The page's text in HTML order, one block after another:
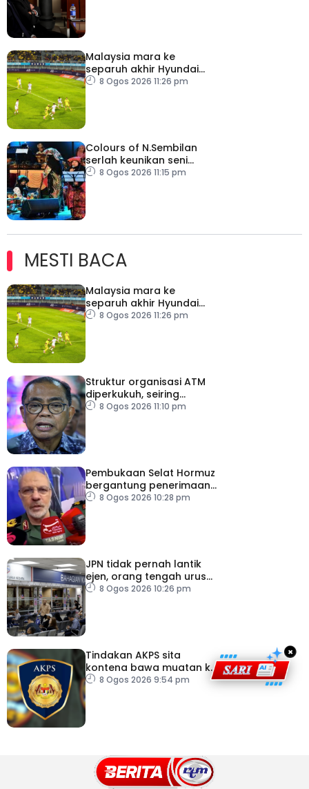
Malaysia mara ke
separuh akhir Hyundai
ASEAN Cup
8 Ogos 2026 11:26 pm
Colours of N.Sembilan
serlah keunikan seni
budaya negeri beradat
8 Ogos 2026 11:15 pm
MESTI BACA
Malaysia mara ke
separuh akhir Hyundai
ASEAN Cup
8 Ogos 2026 11:26 pm
Struktur organisasi ATM
diperkukuh, seiring
pemodenan aset
8 Ogos 2026 11:10 pm
Pembukaan Selat Hormuz
bergantung penerimaan
AS – IRGC
8 Ogos 2026 10:28 pm
JPN tidak pernah lantik
ejen, orang tengah urus
dokumentasi
8 Ogos 2026 10:26 pm
Tindakan AKPS sita
kontena bawa muatan ke
Israel bukti ketegasan
8 Ogos 2026 9:54 pm
×